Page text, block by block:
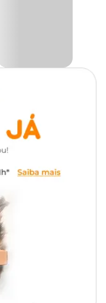
e seus
nem prejudicando
de manter, podendo
que permaneçam
enfeites proporcionam
O enfeite é a escolha
repleto de vida e
em um verdadeiro
e personalidade. E aqui
Caranguejo
site, app ou venha até
de charme e